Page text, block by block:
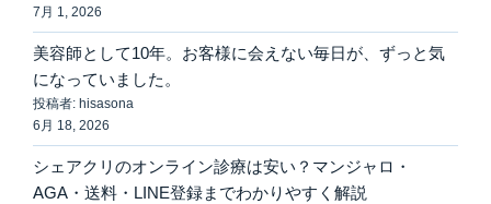
7月 1, 2026
美容師として10年。お客様に会えない毎日が、ずっと気
になっていました。
投稿者: hisasona
6月 18, 2026
シェアクリのオンライン診療は安い？マンジャロ・
AGA・送料・LINE登録までわかりやすく解説